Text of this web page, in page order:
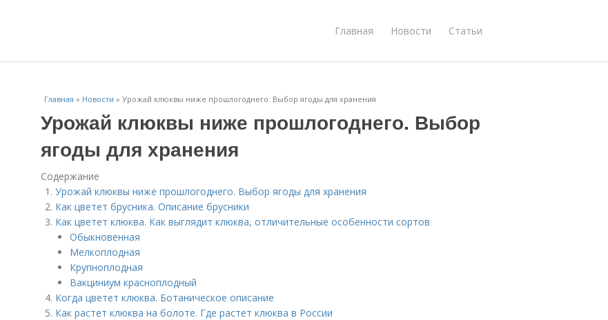
Главная Новости Статьи
Главная » Новости » Урожай клюквы ниже прошлогоднего. Выбор ягоды для хранения
Урожай клюквы ниже прошлогоднего. Выбор
ягоды для хранения
Содержание
Урожай клюквы ниже прошлогоднего. Выбор ягоды для хранения
Как цветет брусника. Описание брусники
Как цветет клюква. Как выглядит клюква, отличительные особенности сортов
Обыкновенная
Мелкоплодная
Крупноплодная
Вакциниум красноплодный
Когда цветет клюква. Ботаническое описание
Как растет клюква на болоте. Где растет клюква в России